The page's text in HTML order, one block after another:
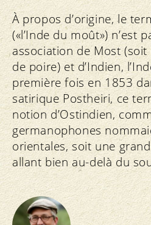
À propos d’origine, le
(«l’Inde du moût») n’est
association de Most
de poire) et d’Indien,
première fois en 1853
satirique Postheiri, ce
notion d’Ostindien,
germanophones
orientales, soit une
allant bien au-delà du